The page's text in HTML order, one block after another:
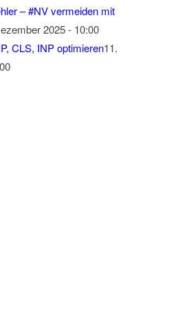
– #NV vermeiden mit
2025 - 10:00
CLS, INP optimieren11.